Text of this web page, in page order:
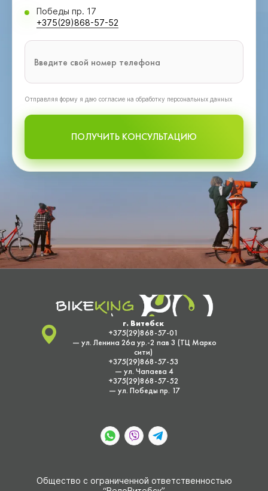
Победы пр. 17
+375(29)868-57-52
Oтправляя форму я даю согласие на обработку персональных данных
ПОЛУЧИТЬ КОНСУЛЬТАЦИЮ
г. Витебск
+375(29)868-57-01
— ул. Ленина 26а ур.-2 пав 3 (ТЦ Марко
сити)
+375(29)868-57-53
— ул. Чапаева 4
+375(29)868-57-52
— ул. Победы пр. 17
Общество с ограниченной ответственностью